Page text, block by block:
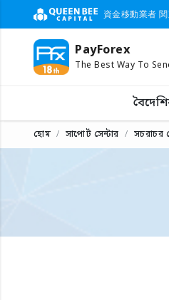
資金移動業者
PayForex
The Best Way To
হোম সাপোর্ট সেন্টার সচরাচর